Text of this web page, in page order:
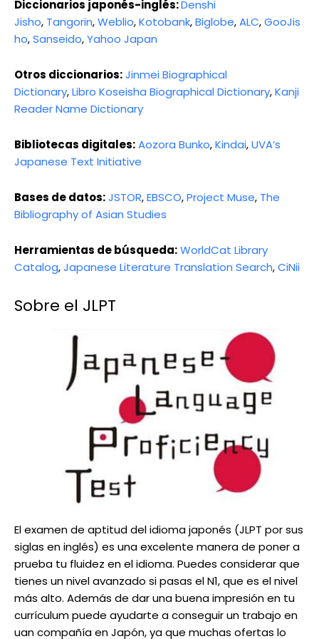
Diccionarios japonés-inglés:Denshi
Jisho, Tangorin,Weblio,Kotobank,Biglobe,ALC,GooJis
ho,Sanseido,Yahoo Japan
Otros diccionarios:Jinmei Biographical
Dictionary,Libro Koseisha Biographical Dictionary,Kanji
Reader Name Dictionary
Bibliotecas digitales:Aozora Bunko,Kindai,UVA’s
Japanese Text Initiative
Bases de datos:JSTOR,EBSCO,Project Muse, The
Bibliography of Asian Studies
Herramientas de búsqueda:WorldCat Library
Catalog,Japanese Literature Translation Search,CiNii
Sobre el JLPT
El examen de aptitud del idioma japonés (JLPT por sus
siglas en inglés) es una excelente manera de poner a
prueba tu fluidez en el idioma. Puedes considerar que
tienes un nivel avanzado si pasas el N1, que es el nivel
más alto. Además de dar una buena impresión en tu
currículum puede ayudarte a conseguir un trabajo en
uan compañía en Japón, ya que muchas ofertas lo